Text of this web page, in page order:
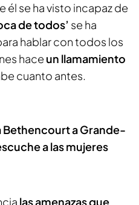
él se ha visto incapaz de
de todos’ se ha
hablar con todos los
hace un llamamiento
cuanto antes.
Bethencourt a Grande-
a las mujeres
las amenazas que